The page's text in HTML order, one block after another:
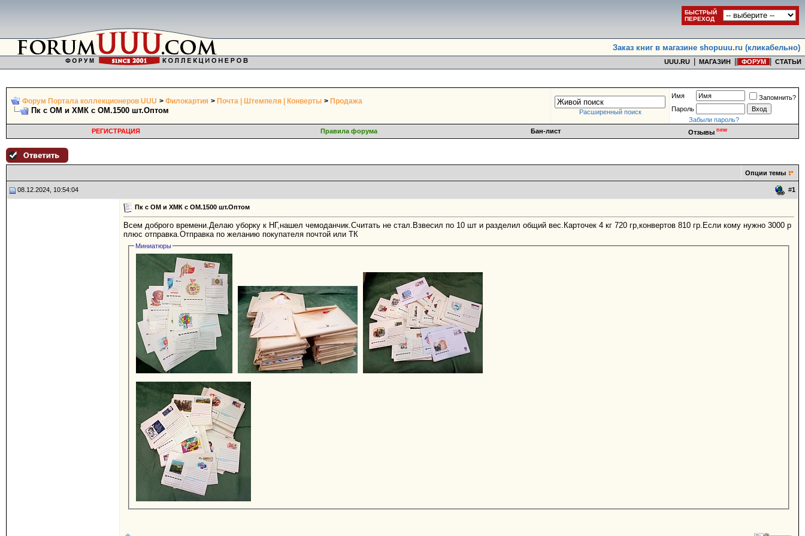
БЫСТРЫЙ
ПЕРЕХОД
Заказ книг в магазине shopuuu.ru (кликабельно)
UUU.RU МАГАЗИН ФОРУМ СТАТЬИ
Форум Портала коллекционеров UUU > Филокартия > Почта | Штемпеля | Конверты > Продажа
Пк с ОМ и ХМК с ОМ.1500 шт.Оптом Расширенный поиск
Имя
Запомнить?
Пароль
Забыли пароль?
РЕГИСТРАЦИЯ
Правила форума Бан-лист Отзывы new
Опции темы
08.12.2024, 10:54:04 #1
Пк с ОМ и ХМК с ОМ.1500 шт.Оптом
Всем доброго времени.Делаю уборку к НГ,нашел чемоданчик.Считать не стал.Взвесил по 10 шт и разделил общий вес.Карточек 4 кг 720 гр,конвертов 810 гр.Если кому нужно 3000 р
плюс отправка.Отправка по желанию покупателя почтой или ТК
Миниатюры